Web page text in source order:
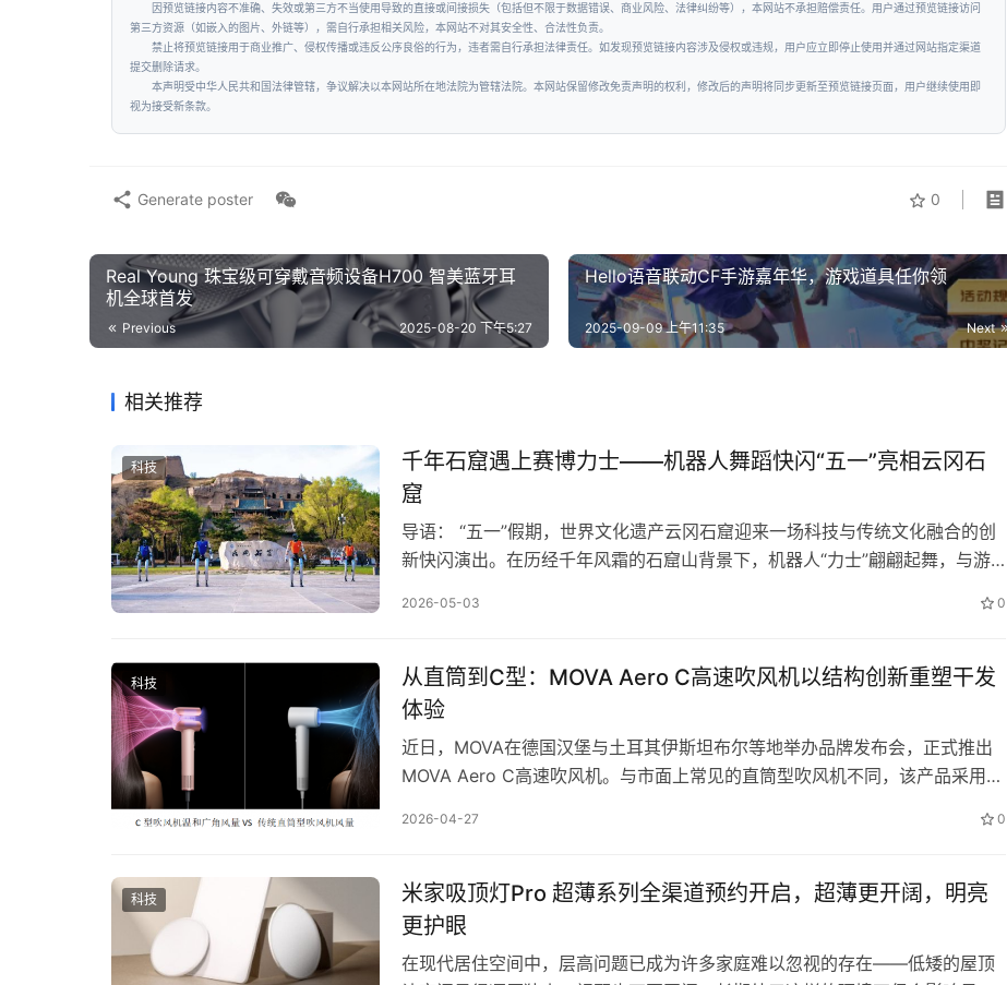
因预览链接内容不准确、失效或第三方不当使用导致的直接或间接损失（包括但不限于数据错误、商业风险、法律纠纷等），本网站不承担赔偿责任。用户通过预览链接访问
第三方资源（如嵌入的图片、外链等），需自行承担相关风险，本网站不对其安全性、合法性负责。
禁止将预览链接用于商业推广、侵权传播或违反公序良俗的行为，违者需自行承担法律责任。如发现预览链接内容涉及侵权或违规，用户应立即停止使用并通过网站指定渠道
提交删除请求。
本声明受中华人民共和国法律管辖，争议解决以本网站所在地法院为管辖法院。本网站保留修改免责声明的权利，修改后的声明将同步更新至预览链接页面，用户继续使用即
视为接受新条款。
0
Generate poster
Real Young 珠宝级可穿戴音频设备H700 智美蓝牙耳
机全球首发
Previous 2025-08-20 下午5:27
Hello语音联动CF手游嘉年华，游戏道具任你领
Next
2025-09-09 上午11:35
相关推荐
科技
千年石窟遇上赛博力士——机器人舞蹈快闪“五一”亮相云冈石
窟
导语： “五一”假期，世界文化遗产云冈石窟迎来一场科技与传统文化融合的创
新快闪演出。在历经千年风霜的石窟山背景下，机器人“力士”翩翩起舞，与游
仅为游客带来科技与文化的双重体验，也为文化遗产活化与公众教育提供了创
和下午4…
2026-05-03 0
科技
从直筒到C型：MOVA Aero C高速吹风机以结构创新重塑干发
体验
近日，MOVA在德国汉堡与土耳其伊斯坦布尔等地举办品牌发布会，正式推出
MOVA Aero C高速吹风机。与市面上常见的直筒型吹风机不同，该产品采用突
化，为吹风机这一成熟品类提供了全新的技术路径。 直筒与C型：两种结构的
出。…
2026-04-27 0
科技
米家吸顶灯Pro 超薄系列全渠道预约开启，超薄更开阔，明亮
更护眼
在现代居住空间中，层高问题已成为许多家庭难以忽视的存在——低矮的屋顶